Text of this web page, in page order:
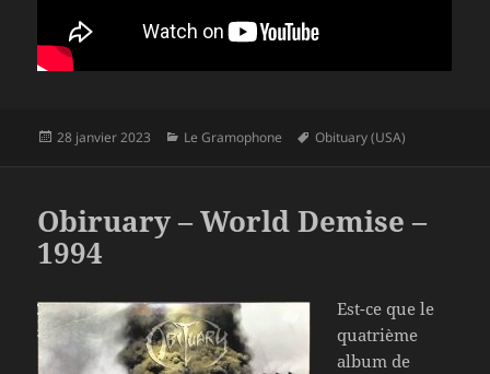
Publié
28 janvier 2023 Catégories
Le Gramophone
Mots-
Obituary (USA)
Obiruary – World Demise –
1994
Est-ce que le
quatrième
album de